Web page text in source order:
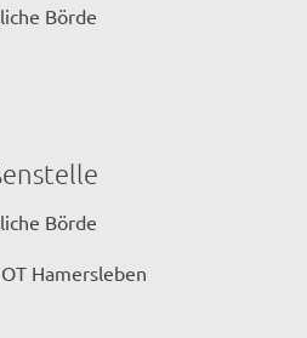
Börde
Börde
Hamersleben